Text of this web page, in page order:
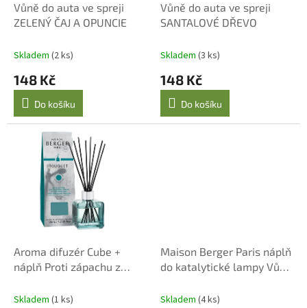
Vůně do auta ve spreji
ZELENÝ ČAJ A OPUNCIE
Skladem (2 ks)
148 Kč
Do košíku
Vůně do auta ve spreji
SANTALOVÉ DŘEVO
Skladem (3 ks)
148 Kč
Do košíku
Aroma difuzér Cube +
náplň Proti zápachu z
100 ml
Skladem (1 ks)
Maison Berger Paris náplň
do katalytické lampy Vůně
Skladem (4 ks)